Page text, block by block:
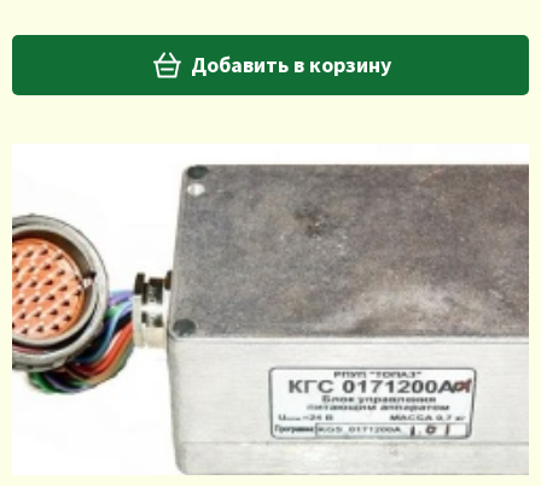
Добавить в корзину